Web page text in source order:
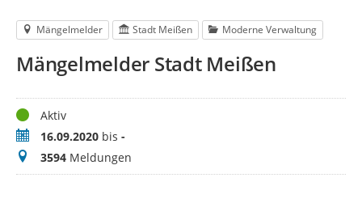
Mängelmelder Stadt Meißen Moderne Verwaltung
Mängelmelder Stadt Meißen
StatusAktiv
Zeitraum16.09.2020 bis -
Meldungen
3594 Meldungen